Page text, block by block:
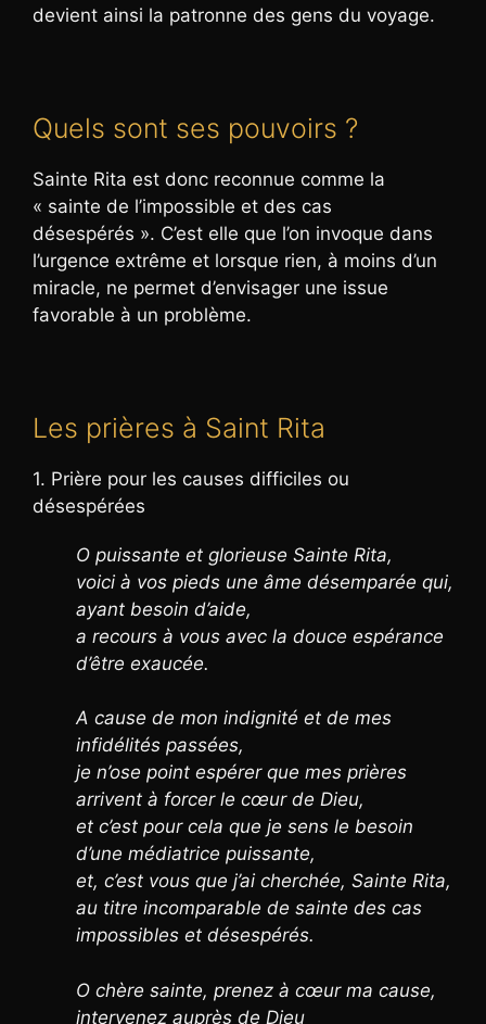
devient ainsi la patronne des gens du voyage.
Quels sont ses pouvoirs ?
Sainte Rita est donc reconnue comme la
« sainte de l’impossible et des cas
désespérés ». C’est elle que l’on invoque dans
l’urgence extrême et lorsque rien, à moins d’un
miracle, ne permet d’envisager une issue
favorable à un problème.
Les prières à Saint Rita
1. Prière pour les causes difficiles ou
désespérées
O puissante et glorieuse Sainte Rita,
voici à vos pieds une âme désemparée qui,
ayant besoin d’aide,
a recours à vous avec la douce espérance
d’être exaucée.
A cause de mon indignité et de mes
infidélités passées,
je n’ose point espérer que mes prières
arrivent à forcer le cœur de Dieu,
et c’est pour cela que je sens le besoin
d’une médiatrice puissante,
et, c’est vous que j’ai cherchée, Sainte Rita,
au titre incomparable de sainte des cas
impossibles et désespérés.
O chère sainte, prenez à cœur ma cause,
intervenez auprès de Dieu